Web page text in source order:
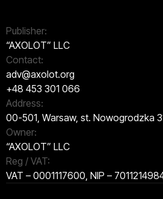
Publisher:
“AXOLOT” LLC
Contact:
adv@axolot.org
+48 453 301 066
Address:
00-501, Warsaw, st. Nowogrodzka
Owner:
“AXOLOT” LLC
Reg / VAT:
VAT – 0001117600, NIP –